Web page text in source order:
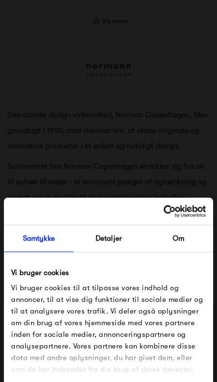
Samtykke Detaljer Om
Vi bruger cookies
Vi bruger cookies til at tilpasse vores indhold og
annoncer, til at vise dig funktioner til sociale medier og
til at analysere vores trafik. Vi deler også oplysninger
om din brug af vores hjemmeside med vores partnere
inden for sociale medier, annonceringspartnere og
analysepartnere. Vores partnere kan kombinere disse
data med andre oplysninger, du har givet dem, eller
som de har indsamlet fra din brug af deres tjenester.
Vis mere
Den danske design virksomhed, Norman Copenhagen, blev
grundlagt i 1999, med visionen om, at skabe originale og
innovative produkter i et enkelt og nutidigt design.
Sortimentet hos Norman Copenhagen strækker sig fra alt
til sofaer til vaser - et sortiment præget af nytænkning og
ønsket om at skubbe til de normative ideer indenfor
Trods det, formår Normann Copenhagen at kombinere
Se alle varer fra Normann Copenhagen
Produkter fra samme kategori
FÅ 10% PÅ DIN NÆSTE ORDRE
Indtast din e-mail, så sender vi rabatkoden til dig på
mail. Minimumsbeløb er 499 kr. for at indløse
rabatten.